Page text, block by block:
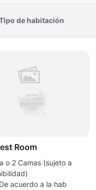
de habitación
Room
o 2 Camas (sujeto a
acuerdo a la hab